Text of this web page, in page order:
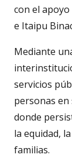
con el apoyo
e Itaipu
Mediante
servicios
personas en
donde
la equidad,
familias.